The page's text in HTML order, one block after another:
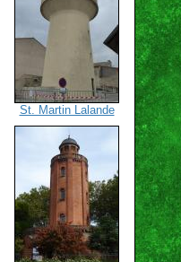
St. Martin Lalande